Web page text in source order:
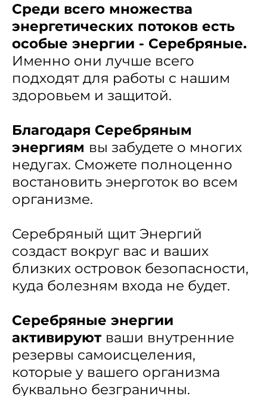
Среди всего множества
энергетических потоков есть
особые энергии - Серебряные.
Именно они лучше всего
подходят для работы с нашим
здоровьем и защитой.
Благодаря Серебряным
энергиям вы забудете о многих
недугах. Сможете полноценно
востановить энерготок во всем
организме.
Серебряный щит Энергий
создаст вокруг вас и ваших
близких островок безопасности,
куда болезням входа не будет.
Серебряные энергии
активируют ваши внутренние
резервы самоисцеления,
которые у вашего организма
буквально безграничны.